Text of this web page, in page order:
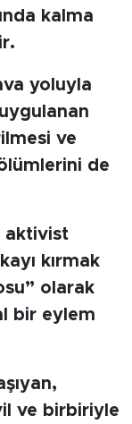
kalma
yoluyla
ve
de
aktivist
kırmak
olarak
bir eylem
ve birbiriyle